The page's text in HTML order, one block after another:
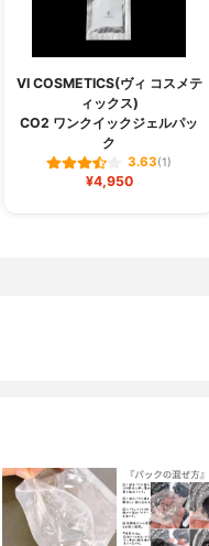
VI COSMETICS(ヴィ コスメテ
ィックス)
CO2 ワンクイックジェルパッ
ク
3.63(1)
¥4,950